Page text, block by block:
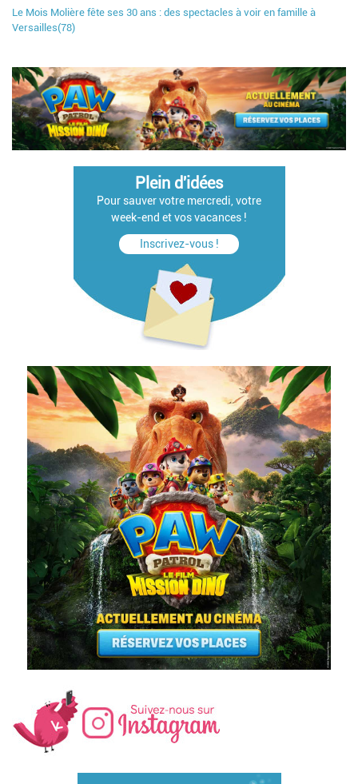
Le Mois Molière fête ses 30 ans : des spectacles à voir en famille à
Versailles(78)
Plein d'idées
Pour sauver votre mercredi, votre
week-end et vos vacances !
Inscrivez-vous !